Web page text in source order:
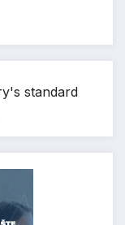
standard